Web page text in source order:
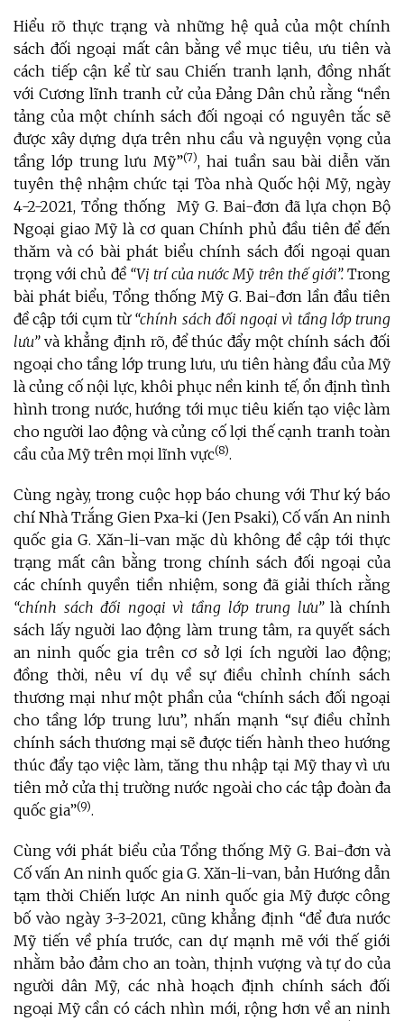
Hiểu rõ thực trạng và những hệ quả của một chính
sách đối ngoại mất cân bằng về mục tiêu, ưu tiên và
cách tiếp cận kể từ sau Chiến tranh lạnh, đồng nhất
với Cương lĩnh tranh cử của Đảng Dân chủ rằng “nền
tảng của một chính sách đối ngoại có nguyên tắc sẽ
được xây dựng dựa trên nhu cầu và nguyện vọng của
tầng lớp trung lưu Mỹ”(7), hai tuần sau bài diễn văn
tuyên thệ nhậm chức tại Tòa nhà Quốc hội Mỹ, ngày
4-2-2021, Tổng thống Mỹ G. Bai-đơn đã lựa chọn Bộ
Ngoại giao Mỹ là cơ quan Chính phủ đầu tiên để đến
thăm và có bài phát biểu chính sách đối ngoại quan
trọng với chủ đề “Vị trí của nước Mỹ trên thế giới”.Trong
bài phát biểu, Tổng thống Mỹ G. Bai-đơn lần đầu tiên
đề cập tới cụm từ “chính sách đối ngoại vì tầng lớp trung
lưu”và khẳng định rõ, để thúc đẩy một chính sách đối
ngoại cho tầng lớp trung lưu, ưu tiên hàng đầu của Mỹ
là củng cố nội lực, khôi phục nền kinh tế, ổn định tình
hình trong nước, hướng tới mục tiêu kiến tạo việc làm
cho người lao động và củng cố lợi thế cạnh tranh toàn
cầu của Mỹ trên mọi lĩnh vực(8).
Cùng ngày, trong cuộc họp báo chung với Thư ký báo
chí Nhà Trắng Gien Pxa-ki (Jen Psaki), Cố vấn An ninh
quốc gia G. Xăn-li-van mặc dù không đề cập tới thực
trạng mất cân bằng trong chính sách đối ngoại của
các chính quyền tiền nhiệm, song đã giải thích rằng
“chính sách đối ngoại vì tầng lớp trung lưu”là chính
sách lấy nguời lao động làm trung tâm, ra quyết sách
an ninh quốc gia trên cơ sở lợi ích người lao động;
đồng thời, nêu ví dụ về sự điều chỉnh chính sách
thương mại như một phần của “chính sách đối ngoại
cho tầng lớp trung lưu”, nhấn mạnh “sự điều chỉnh
chính sách thương mại sẽ được tiến hành theo hướng
thúc đẩy tạo việc làm, tăng thu nhập tại Mỹ thay vì ưu
tiên mở cửa thị trường nước ngoài cho các tập đoàn đa
quốc gia”(9).
Cùng với phát biểu của Tổng thống Mỹ G. Bai-đơn và
Cố vấn An ninh quốc gia G. Xăn-li-van, bản Hướng dẫn
tạm thời Chiến lược An ninh quốc gia Mỹ được công
bố vào ngày 3-3-2021, cũng khẳng định “để đưa nước
Mỹ tiến về phía trước, can dự mạnh mẽ với thế giới
nhằm bảo đảm cho an toàn, thịnh vượng và tự do của
người dân Mỹ, các nhà hoạch định chính sách đối
ngoại Mỹ cần có cách nhìn mới, rộng hơn về an ninh